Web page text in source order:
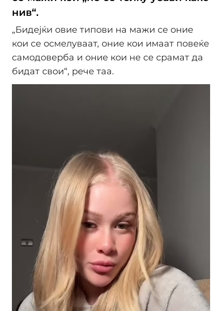
нив“.
„Бидејќи овие типови на мажи се оние
кои се осмелуваат, оние кои имаат повеќе
самодоверба и оние кои не се срамат да
бидат свои“, рече таа.